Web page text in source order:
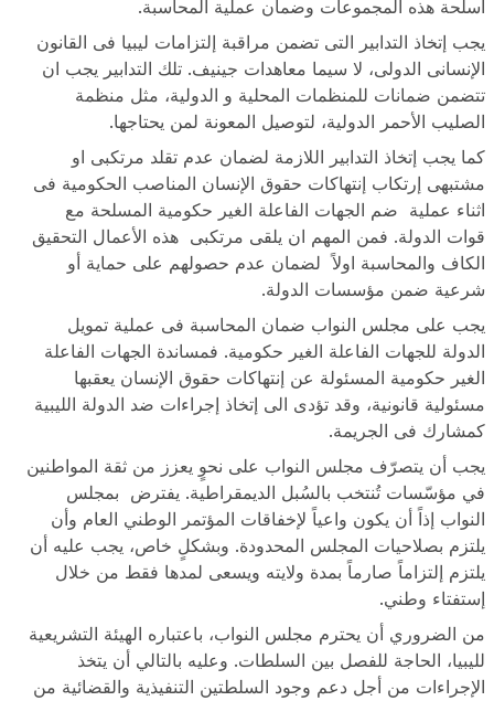
أسلحة هذه المجموعات وضمان عملية المحاسبة.
يجب إتخاذ التدابير التى تضمن مراقبة إلتزامات ليبيا فى القانون
الإنسانى الدولى، لا سيما معاهدات جينيف. تلك التدابير يجب ان
تتضمن ضمانات للمنظمات المحلية و الدولية، مثل منظمة
الصليب الأحمر الدولية، لتوصيل المعونة لمن يحتاجها.
كما يجب إتخاذ التدابير اللازمة لضمان عدم تقلد مرتكبى او
مشتبهى إرتكاب إنتهاكات حقوق الإنسان المناصب الحكومية فى
اثناء عملية ضم الجهات الفاعلة الغير حكومية المسلحة مع
قوات الدولة. فمن المهم ان يلقى مرتكبى هذه الأعمال التحقيق
الكاف والمحاسبة اولاً لضمان عدم حصولهم على حماية أو
شرعية ضمن مؤسسات الدولة.
يجب على مجلس النواب ضمان المحاسبة فى عملية تمويل
الدولة للجهات الفاعلة الغير حكومية. فمساندة الجهات الفاعلة
الغير حكومية المسئولة عن إنتهاكات حقوق الإنسان يعقبها
مسئولية قانونية، وقد تؤدى الى إتخاذ إجراءات ضد الدولة الليبية
كمشارك فى الجريمة.
يجب أن يتصرّف مجلس النواب على نحوٍ يعزز من ثقة المواطنين
في مؤسّسات تُنتخب بالسُبل الديمقراطية. يفترض بمجلس
النواب إذاً أن يكون واعياً لإخفاقات المؤتمر الوطني العام وأن
يلتزم بصلاحيات المجلس المحدودة. وبشكلٍ خاص، يجب عليه أن
يلتزم إلتزاماً صارماً بمدة ولايته ويسعى لمدها فقط من خلال
إستفتاء وطني.
من الضروري أن يحترم مجلس النواب، باعتباره الهيئة التشريعية
لليبيا، الحاجة للفصل بين السلطات. وعليه بالتالي أن يتخذ
الإجراءات من أجل دعم وجود السلطتين التنفيذية والقضائية من